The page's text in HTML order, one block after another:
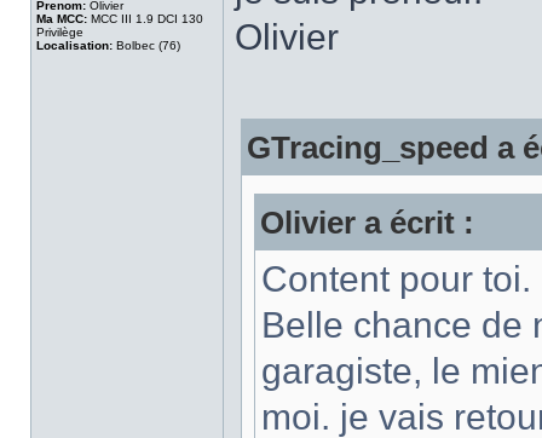
Prenom: Olivier
Ma MCC: MCC III 1.9 DCI 130
Privilège
Localisation: Bolbec (76)
Olivier
GTracing_speed a
Olivier a écrit :
Content pour toi.
Belle chance de
garagiste, le
moi. je vais